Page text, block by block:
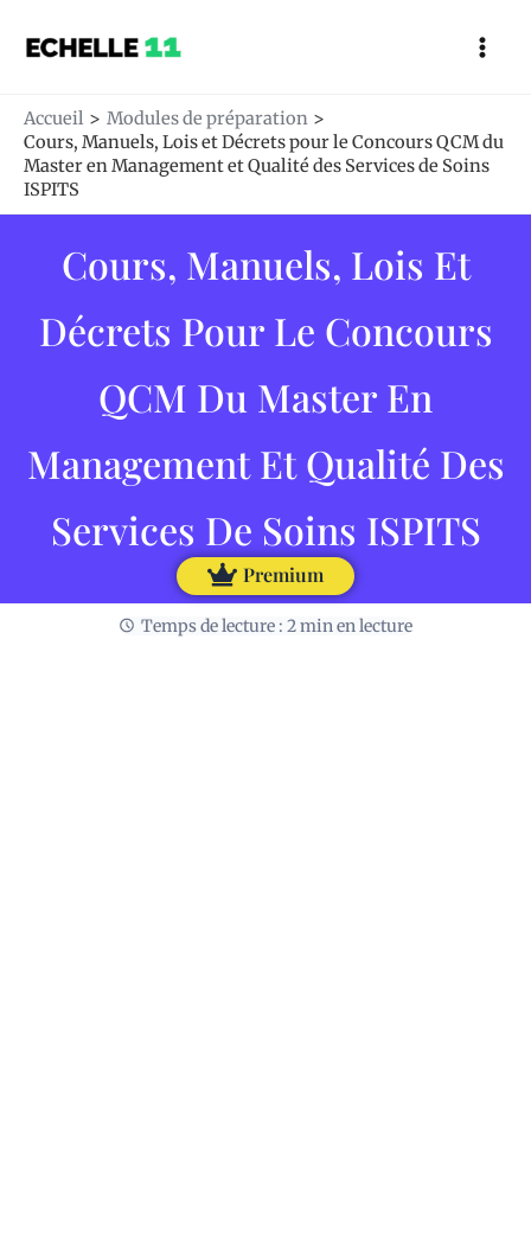
Accueil
Modules de préparation
Cours, Manuels, Lois et Décrets pour le Concours QCM du
Master en Management et Qualité des Services de Soins
ISPITS
Cours, Manuels, Lois Et
Décrets Pour Le Concours
QCM Du Master En
Management Et Qualité Des
Services De Soins ISPITS
Premium
Temps de lecture : 2 min en lecture